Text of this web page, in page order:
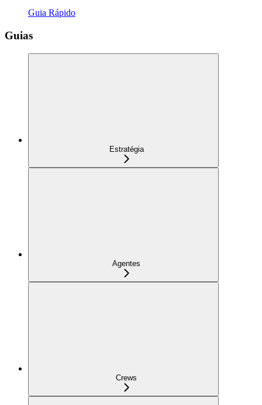
Guia Rápido
Guias
Estratégia
Agentes
Crews